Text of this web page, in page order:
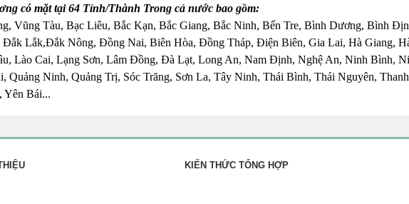
có mặt tại 64 Tỉnh/Thành Trong cả nước bao gồm:
Vũng Tàu, Bạc Liêu, Bắc Kạn, Bắc Giang, Bắc Ninh, Bến Tre, Bình Dương, Bình
Đắk Lắk,Đắk Nông, Đồng Nai, Biên Hòa, Đồng Tháp, Điện Biên, Gia Lai, Hà Giang,
Lào Cai, Lạng Sơn, Lâm Đồng, Đà Lạt, Long An, Nam Định, Nghệ An, Ninh Bình,
Quảng Ninh, Quảng Trị, Sóc Trăng, Sơn La, Tây Ninh, Thái Bình, Thái Nguyên,
Yên Bái...
KIẾN THỨC TỔNG HỢP